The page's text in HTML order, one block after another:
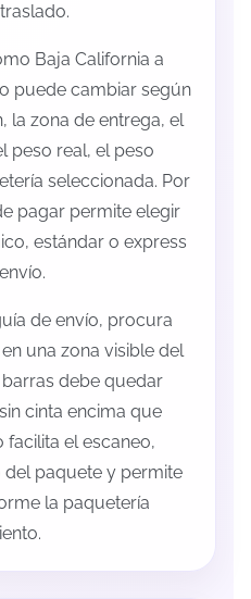
Baja California a
puede cambiar según
la zona de entrega, el
peso real, el peso
seleccionada. Por
pagar permite elegir
estándar o express
de envío, procura
una zona visible del
debe quedar
cinta encima que
facilita el escaneo,
paquete y permite
la paquetería